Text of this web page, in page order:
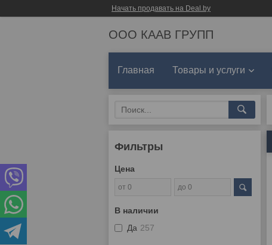
Начать продавать на Deal.by
ООО КААВ ГРУПП
Главная Товары и услуги
Фильтры
Цена
В наличии
Да 257